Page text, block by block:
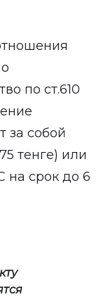
по ст.610
за собой
тенге) или
на срок до 6